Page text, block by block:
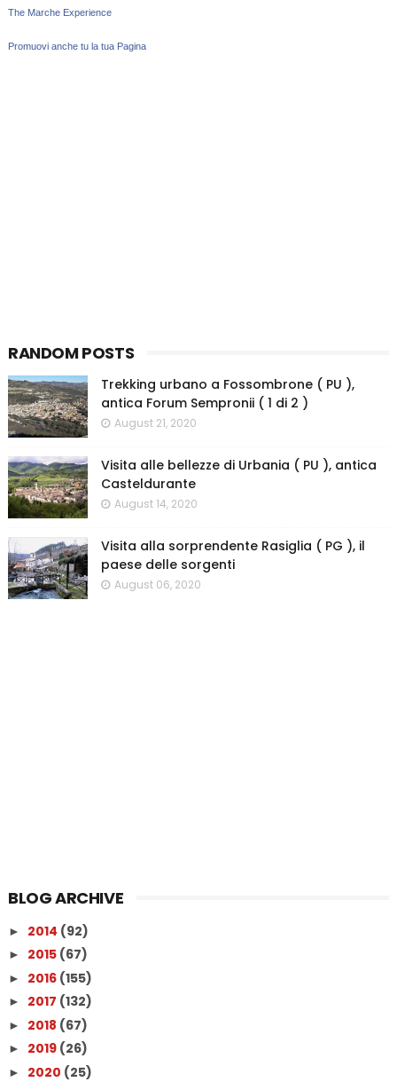
The Marche Experience
Promuovi anche tu la tua Pagina
RANDOM POSTS
Trekking urbano a Fossombrone ( PU ),
antica Forum Sempronii ( 1 di 2 )
August 21, 2020
Visita alle bellezze di Urbania ( PU ), antica
Casteldurante
August 14, 2020
Visita alla sorprendente Rasiglia ( PG ), il
paese delle sorgenti
August 06, 2020
BLOG ARCHIVE
► 2014 (92)
► 2015 (67)
► 2016 (155)
► 2017 (132)
► 2018 (67)
► 2019 (26)
► 2020 (25)